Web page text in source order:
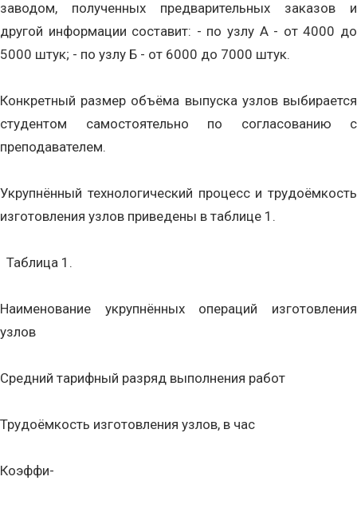
заводом, полученных предварительных заказов и
другой информации составит: - по узлу А - от 4000 до
5000 штук; - по узлу Б - от 6000 до 7000 штук.
Конкретный размер объёма выпуска узлов выбирается
студентом самостоятельно по согласованию с
преподавателем.
Укрупнённый технологический процесс и трудоёмкость
изготовления узлов приведены в таблице 1.
Таблица 1.
Наименование укрупнённых операций изготовления
узлов
Средний тарифный разряд выполнения работ
Трудоёмкость изготовления узлов, в час
Коэффи-